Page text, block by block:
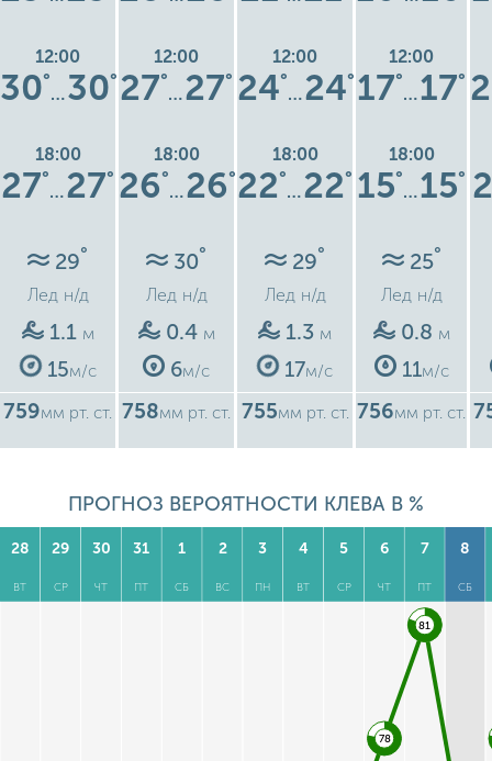
12:00
30°
…30°
18:00
27°
…27°
29°
Лед н/д
1.1 м
15м/с
759мм рт. ст.
12:00
27°
…27°
18:00
26°
…26°
30°
Лед н/д
0.4 м
6м/с
758мм рт. ст.
12:00
24°
…24°
18:00
22°
…22°
29°
Лед н/д
1.3 м
17м/с
755мм рт. ст.
12:00
17°
…17°
18:00
15°
…15°
25°
Лед н/д
0.8 м
11м/с
756мм рт. ст.
ПРОГНОЗ ВЕРОЯТНОСТИ КЛЕВА В %
28
ВТ
29
СР
30
ЧТ
31
ПТ
1
СБ
2
ВС
3
ПН
4
ВТ
5
СР
6
ЧТ
7
ПТ
8
СБ
78
81